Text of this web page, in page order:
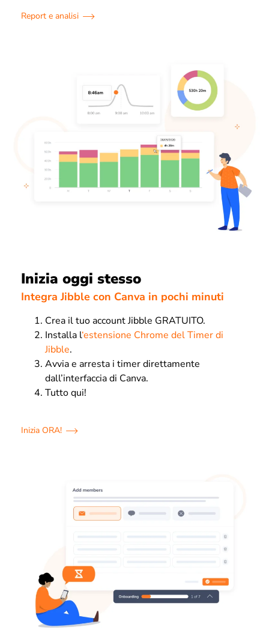
Report e analisi
Inizia oggi stesso
Integra Jibble con Canva in pochi minuti
Crea il tuo account Jibble GRATUITO.
Installa l‘estensione Chrome del Timer di
Jibble.
Avvia e arresta i timer direttamente
dall’interfaccia di Canva.
Tutto qui!
Inizia ORA!